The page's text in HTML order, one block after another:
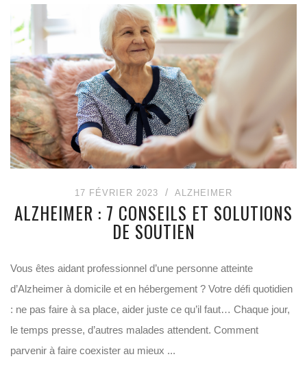
17 FÉVRIER 2023 ALZHEIMER
ALZHEIMER : 7 CONSEILS ET SOLUTIONS
DE SOUTIEN
Vous êtes aidant professionnel d’une personne atteinte
d’Alzheimer à domicile et en hébergement ? Votre défi quotidien
: ne pas faire à sa place, aider juste ce qu’il faut… Chaque jour,
le temps presse, d’autres malades attendent. Comment
parvenir à faire coexister au mieux ...